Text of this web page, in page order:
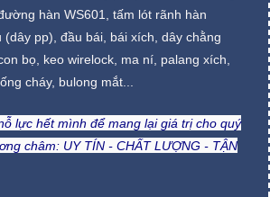
hàn WS601, tấm lót rãnh hàn
(dây pp), đầu bái, bái xích, dây chằng
bọ, keo wirelock, ma ní, palang xích,
cháy, bulong mắt...
lực hết mình để mang lại giá trị cho quý
châm: UY TÍN - CHẤT LƯỢNG - TẬN